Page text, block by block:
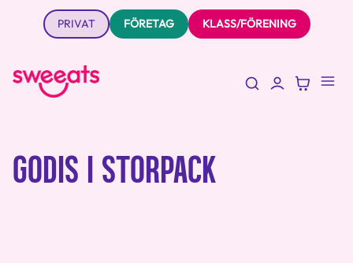
PRIVAT FÖRETAG KLASS/FÖRENING
GODIS I STORPACK